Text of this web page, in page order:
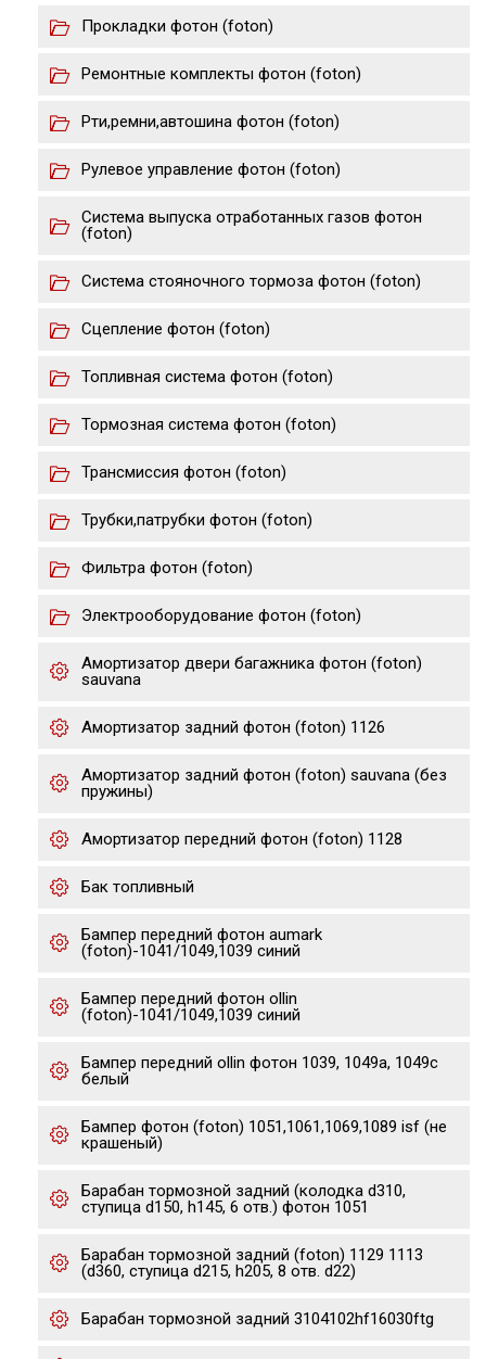
Прокладки фотон (foton)
Ремонтные комплекты фотон (foton)
Рти,ремни,автошина фотон (foton)
Рулевое управление фотон (foton)
Система выпуска отработанных газов фотон
(foton)
Система стояночного тормоза фотон (foton)
Сцепление фотон (foton)
Топливная система фотон (foton)
Тормозная система фотон (foton)
Трансмиссия фотон (foton)
Трубки,патрубки фотон (foton)
Фильтра фотон (foton)
Электрооборудование фотон (foton)
Амортизатор двери багажника фотон (foton)
sauvana
Амортизатор задний фотон (foton) 1126
Амортизатор задний фотон (foton) sauvana (без
пружины)
Амортизатор передний фотон (foton) 1128
Бак топливный
Бампер передний фотон aumark
(foton)-1041/1049,1039 cиний
Бампер передний фотон ollin
(foton)-1041/1049,1039 cиний
Бампер передний ollin фотон 1039, 1049a, 1049c
белый
Бампер фотон (foton) 1051,1061,1069,1089 isf (не
крашеный)
Барабан тормозной задний (колодка d310,
ступица d150, h145, 6 отв.) фотон 1051
Барабан тормозной задний (foton) 1129 1113
(d360, ступица d215, h205, 8 отв. d22)
Барабан тормозной задний 3104102hf16030ftg